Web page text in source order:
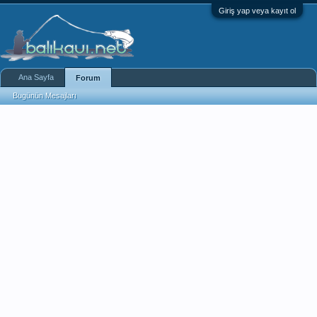
Giriş yap veya kayıt ol
Ana Sayfa Forum
Bugünün Mesajları